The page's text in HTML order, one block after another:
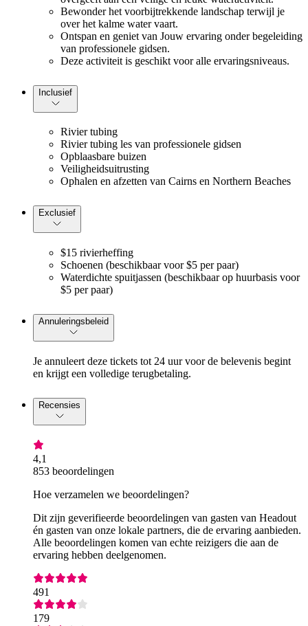
Bewonder het voorbijtrekkende landschap terwijl je
over het kalme water vaart.
Ontspan en geniet van Jouw ervaring onder begeleiding
van professionele gidsen.
Deze activiteit is geschikt voor alle ervaringsniveaus.
Inclusief
Rivier tubing
Rivier tubing les van professionele gidsen
Opblaasbare buizen
Veiligheidsuitrusting
Ophalen en afzetten van Cairns en Northern Beaches
Exclusief
$15 rivierheffing
Schoenen (beschikbaar voor $5 per paar)
Waterdichte spuitjassen (beschikbaar op huurbasis voor
$5 per paar)
Annuleringsbeleid
Je annuleert deze tickets tot 24 uur voor de belevenis begint
en krijgt een volledige terugbetaling.
Recensies
4,1
853 beoordelingen
Hoe verzamelen we beoordelingen?
Dit zijn geverifieerde beoordelingen van gasten van Headout
én gasten van onze lokale partners, die de ervaring aanbieden.
Alle beoordelingen komen van echte reizigers die aan de
ervaring hebben deelgenomen.
491
179